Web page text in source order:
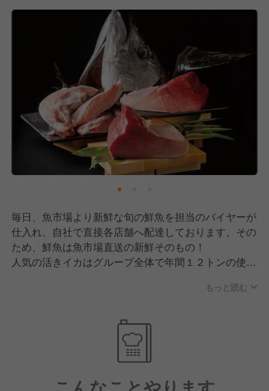
毎日、魚市場より新鮮な旬の鮮魚を担当のバイヤーが
仕入れ、自社で直接各店舗へ配達しております。その
ため、鮮魚は魚市場直送の新鮮そのもの！
人気の活きイカはグループ全体で年間１２トンの使用
定』の資格などで技術向上に努めています。また、生
もっと読む